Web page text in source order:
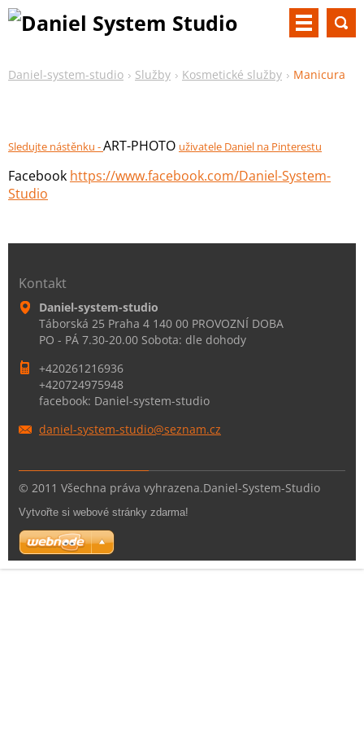
Daniel-system-studio Služby Kosmetické služby Manicura
Sledujte nástěnku -ART-PHOTO uživatele Daniel na Pinterestu
Facebook https://www.facebook.com/Daniel-System-
Studio
Kontakt
Daniel-system-studio
Táborská 25 Praha 4 140 00 PROVOZNÍ DOBA
PO - PÁ 7.30-20.00 Sobota: dle dohody
+420261216936
+420724975948
facebook: Daniel-system-studio
daniel-system-studio@seznam.cz
© 2011 Všechna práva vyhrazena.Daniel-System-Studio
Vytvořte si webové stránky zdarma!